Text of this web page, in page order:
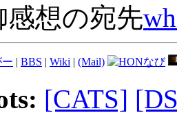
想の宛先
ー | BBS | Wiki | (Mail)
[CATS]